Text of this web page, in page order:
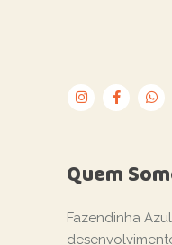
Quem
Fazendinha